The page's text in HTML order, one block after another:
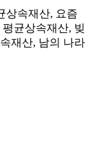
상속재산, 요즘
균상속재산, 빚
재산, 남의 나라